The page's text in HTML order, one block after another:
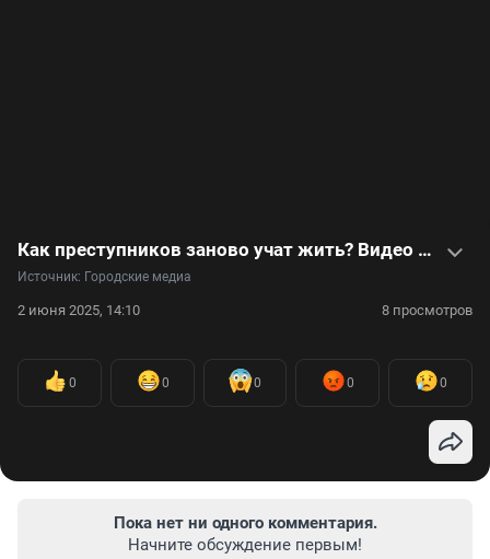
Как преступников заново учат жить? Видео из исправительного центра
Источник: Городские медиа
2 июня 2025, 14:10 8 просмотров
0 0 0 0 0
Пока нет ни одного комментария.
Начните обсуждение первым!